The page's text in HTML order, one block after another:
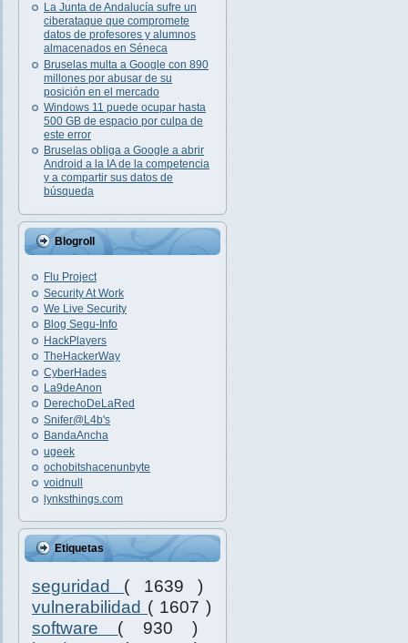
La Junta de Andalucía sufre un
ciberataque que compromete
datos de profesores y alumnos
almacenados en Séneca
Bruselas multa a Google con 890
millones por abusar de su
posición en el mercado
Windows 11 puede ocupar hasta
500 GB de espacio por culpa de
este error
Bruselas obliga a Google a abrir
Android a la IA de la competencia
y a compartir sus datos de
búsqueda
Blogroll
Flu Project
Security At Work
We Live Security
Blog Segu-Info
HackPlayers
TheHackerWay
CyberHades
La9deAnon
DerechoDeLaRed
Snifer@L4b's
BandaAncha
ugeek
ochobitshacenunbyte
voidnull
lynksthings.com
Etiquetas
seguridad ( 1639 )
vulnerabilidad ( 1607 )
software ( 930 )